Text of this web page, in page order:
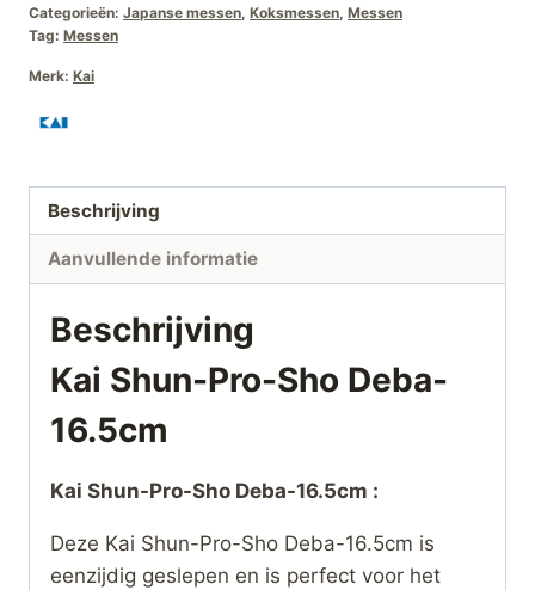
Categorieën: Japanse messen, Koksmessen, Messen
Tag: Messen
Merk: Kai
Beschrijving
Aanvullende informatie
Beschrijving
Kai Shun-Pro-Sho Deba-
16.5cm
Kai Shun-Pro-Sho Deba-16.5cm :
Deze Kai Shun-Pro-Sho Deba-16.5cm is
eenzijdig geslepen en is perfect voor het